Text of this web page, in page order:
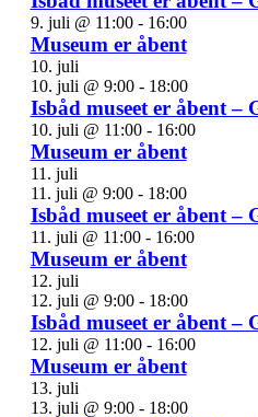
9. juli @ 11:00- 16:00
Museum er åbent
10. juli
10. juli @ 9:00- 18:00
Isbåd museet er åbent –
10. juli @ 11:00- 16:00
Museum er åbent
11. juli
11. juli @ 9:00- 18:00
Isbåd museet er åbent –
11. juli @ 11:00- 16:00
Museum er åbent
12. juli
12. juli @ 9:00- 18:00
Isbåd museet er åbent –
12. juli @ 11:00- 16:00
Museum er åbent
13. juli
13. juli @ 9:00- 18:00